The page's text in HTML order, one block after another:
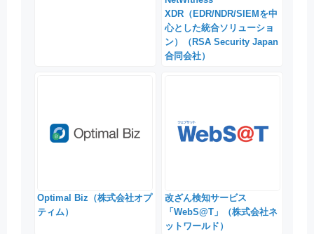
XDR（EDR/NDR/SIEMを中
心とした統合ソリューショ
ン）（RSA Security Japan
合同会社）
Optimal Biz（株式会社オプ
ティム）
改ざん検知サービス
「WebS@T」（株式会社ネ
ットワールド）